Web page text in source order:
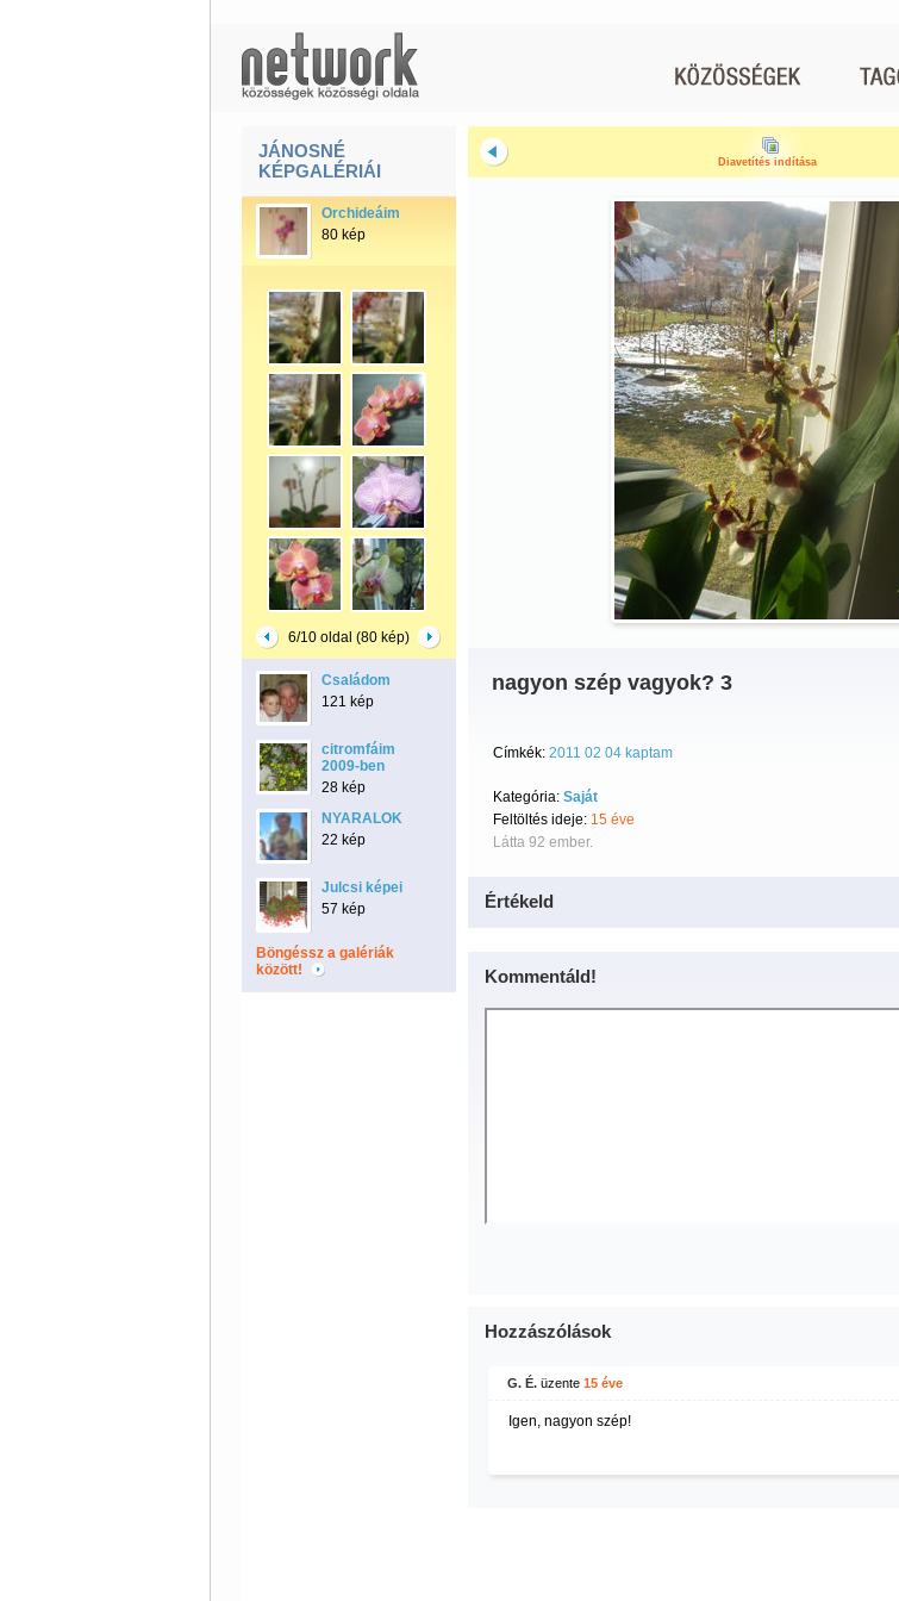
JÁNOSNÉ
KÉPGALÉRIÁI
Orchideáim
80 kép
6/10 oldal (80 kép)
Családom
121 kép
citromfáim
2009-ben
28 kép
NYARALOK
22 kép
Julcsi képei
57 kép
Böngéssz a galériák
között!
Diavetítés indítása
nagyon szép vagyok? 3
Címkék: 2011 02 04 kaptam
Kategória: Saját
Feltöltés ideje: 15 éve
Látta 92 ember.
Értékeld
Kommentáld!
Hozzászólások
G. É.üzente 15 éve
Igen, nagyon szép!